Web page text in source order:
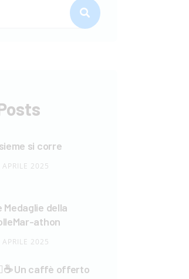
si corre
APRILE 2025
Medaglie della
athon
APRILE 2025
Un caffè offerto